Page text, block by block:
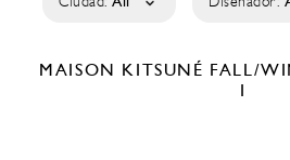
MAISON KITSUNÉ FALL/